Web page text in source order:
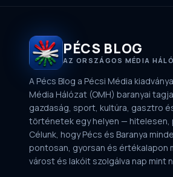
PÉCS BLOG
AZ ORSZÁGOS MÉDIA
A Pécs Blog a Pécsi Média
Média Hálózat (OMH) baranyai
gazdaság, sport, kultúra, gasztro
történetek egy helyen — hitelesen,
Célunk, hogy Pécs és Baranya
pontosan, gyorsan és értékalapon
várost és lakóit szolgálva nap mint